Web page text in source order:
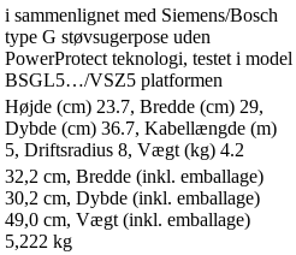
i sammenlignet med Siemens/Bosch
type G støvsugerpose uden
PowerProtect teknologi, testet i model
BSGL5…/VSZ5 platformen
Højde (cm) 23.7, Bredde (cm) 29,
Dybde (cm) 36.7, Kabellængde (m)
5, Driftsradius 8, Vægt (kg) 4.2
32,2 cm, Bredde (inkl. emballage)
30,2 cm, Dybde (inkl. emballage)
49,0 cm, Vægt (inkl. emballage)
5,222 kg